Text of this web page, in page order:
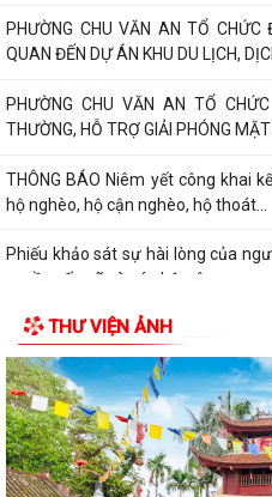
PHƯỜNG CHU VĂN AN TỔ
QUAN ĐẾN DỰ ÁN KHU DU LỊCH,
PHƯỜNG CHU VĂN AN TỔ
THƯỜNG, HỖ TRỢ GIẢI PHÓNG MẶT
THÔNG BÁO Niêm yết công khai
hộ nghèo, hộ cận nghèo, hộ thoát...
Phiếu khảo sát sự hài lòng của
quyền cấp xã và cán bộ, công...
THƯ VIỆN ẢNH